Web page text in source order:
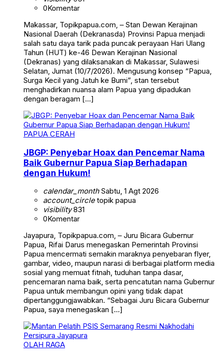
0Komentar
Makassar, Topikpapua.com, – Stan Dewan Kerajinan
Nasional Daerah (Dekranasda) Provinsi Papua menjadi
salah satu daya tarik pada puncak perayaan Hari Ulang
Tahun (HUT) ke-46 Dewan Kerajinan Nasional
(Dekranas) yang dilaksanakan di Makassar, Sulawesi
Selatan, Jumat (10/7/2026). Mengusung konsep “Papua,
Surga Kecil yang Jatuh ke Bumi”, stan tersebut
menghadirkan nuansa alam Papua yang dipadukan
dengan beragam […]
PAPUA CERAH
JBGP: Penyebar Hoax dan Pencemar Nama
Baik Gubernur Papua Siap Berhadapan
dengan Hukum!
calendar_monthSabtu, 1 Agt 2026
account_circletopik papua
visibility831
0Komentar
Jayapura, Topikpapua.com, – Juru Bicara Gubernur
Papua, Rifai Darus menegaskan Pemerintah Provinsi
Papua mencermati semakin maraknya penyebaran flyer,
gambar, video, maupun narasi di berbagai platform media
sosial yang memuat fitnah, tuduhan tanpa dasar,
pencemaran nama baik, serta pencatutan nama Gubernur
Papua untuk membangun opini yang tidak dapat
dipertanggungjawabkan. “Sebagai Juru Bicara Gubernur
Papua, saya menegaskan […]
OLAH RAGA